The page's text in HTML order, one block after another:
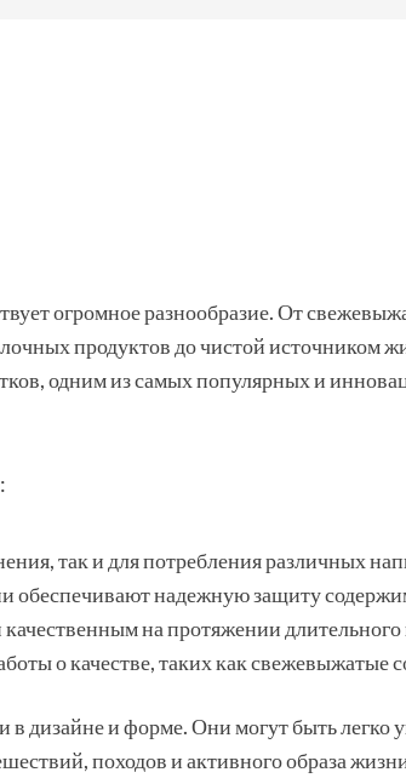
огромное разнообразие. От
продуктов до чистой источником
одним из самых популярных и
так и для потребления различных
обеспечивают надежную защиту
на протяжении
о качестве, таких как свежевыжатые
и форме. Они могут быть легко
походов и активного образа